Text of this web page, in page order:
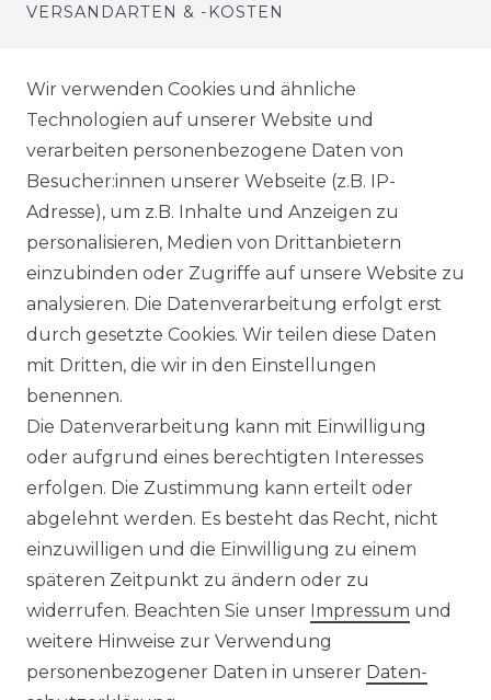
VERSANDARTEN & -KOSTEN
WARENKORB
ZUR KASSE
HILFE
INFORMATIONEN
KONTAKT
DATENSCHUTZERKLÄRUNG
IMPRESSUM
AGB
KONTAKT
REUTEWEG 2/1, 73035 GÖPPINGEN
Wir verwenden Cookies und ähnliche
Technologien auf unserer Website und
verarbeiten personenbezogene Daten von
Besucher:innen unserer Webseite (z.B. IP-
Adresse), um z.B. Inhalte und Anzeigen zu
personalisieren, Medien von Drittanbietern
einzubinden oder Zugriffe auf unsere Website zu
analysieren. Die Datenverarbeitung erfolgt erst
durch gesetzte Cookies. Wir teilen diese Daten
mit Dritten, die wir in den Einstellungen
benennen.
Die Datenverarbeitung kann mit Einwilligung
oder aufgrund eines berechtigten Interesses
erfolgen. Die Zustimmung kann erteilt oder
abgelehnt werden. Es besteht das Recht, nicht
einzuwilligen und die Einwilligung zu einem
späteren Zeitpunkt zu ändern oder zu
widerrufen. Beachten Sie unser Impressum und
weitere Hinweise zur Verwendung
personenbezogener Daten in unserer Daten­